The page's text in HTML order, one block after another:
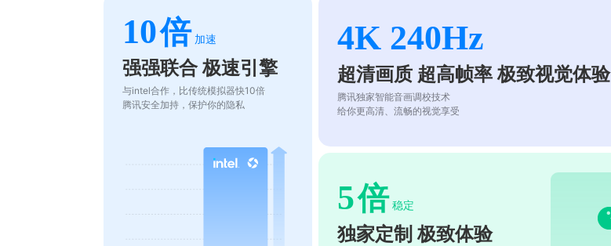
10倍 加速
强强联合 极速引擎
与intel合作，比传统模拟器快10倍
腾讯安全加持，保护你的隐私
4K 240Hz
超清画质 超高帧率 极致视觉体验
腾讯独家智能音画调校技术
给你更高清、流畅的视觉享受
5倍 稳定
独家定制 极致体验